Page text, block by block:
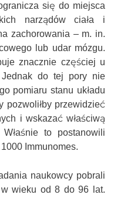
się do miejsca
narządów ciała i
zachorowania – m. in.
lub udar mózgu.
znacznie częściej u
do tej pory nie
pomiaru stanu układu
pozwoliłby przewidzieć
i wskazać właściwą
to postanowili
Immunomes.
naukowcy pobrali
wieku od 8 do 96 lat.